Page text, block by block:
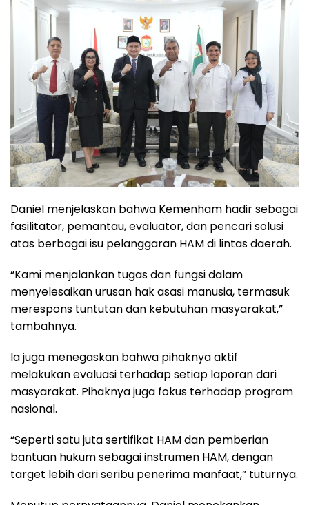
Daniel menjelaskan bahwa Kemenham hadir sebagai
fasilitator, pemantau, evaluator, dan pencari solusi
atas berbagai isu pelanggaran HAM di lintas daerah.
“Kami menjalankan tugas dan fungsi dalam
menyelesaikan urusan hak asasi manusia, termasuk
merespons tuntutan dan kebutuhan masyarakat,”
tambahnya.
Ia juga menegaskan bahwa pihaknya aktif
melakukan evaluasi terhadap setiap laporan dari
masyarakat. Pihaknya juga fokus terhadap program
nasional.
“Seperti satu juta sertifikat HAM dan pemberian
bantuan hukum sebagai instrumen HAM, dengan
target lebih dari seribu penerima manfaat,” tuturnya.